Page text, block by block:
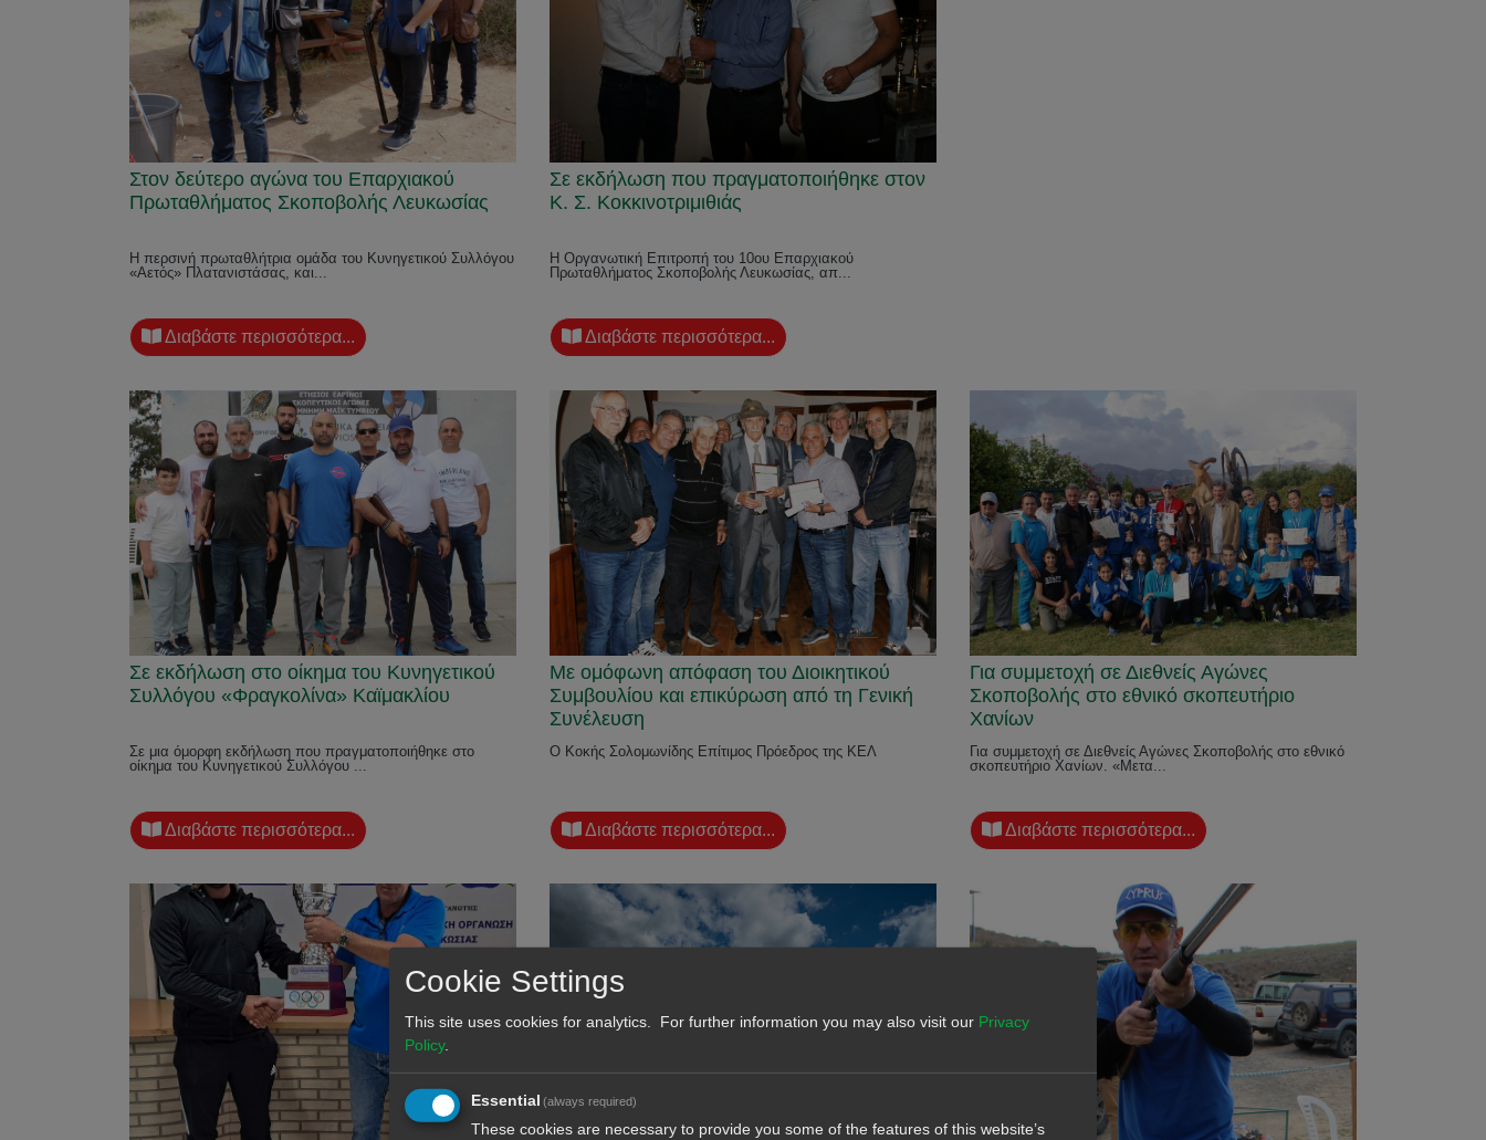
Στον δεύτερο αγώνα του Επαρχιακού
Πρωταθλήματος Σκοποβολής Λευκωσίας
Η περσινή πρωταθλήτρια ομάδα του Κυνηγετικού Συλλόγου
«Αετός» Πλατανιστάσας, και...
Διαβάστε περισσότερα...
Σε εκδήλωση που πραγματοποιήθηκε στον
Κ. Σ. Κοκκινοτριμιθιάς
Η Οργανωτική Επιτροπή του 10ου Επαρχιακού
Πρωταθλήματος Σκοποβολής Λευκωσίας, απ...
Διαβάστε περισσότερα...
Σε εκδήλωση στο οίκημα του Κυνηγετικού
Συλλόγου «Φραγκολίνα» Καϊμακλίου
Σε μια όμορφη εκδήλωση που πραγματοποιήθηκε στο
οίκημα του Κυνηγετικού Συλλόγου ...
Διαβάστε περισσότερα...
Με ομόφωνη απόφαση του Διοικητικού
Συμβουλίου και επικύρωση από τη Γενική
Συνέλευση
Ο Κοκής Σολομωνίδης Επίτιμος Πρόεδρος της ΚΕΛ
Διαβάστε περισσότερα...
Για συμμετοχή σε Διεθνείς Αγώνες
Σκοποβολής στο εθνικό σκοπευτήριο
Χανίων
Για συμμετοχή σε Διεθνείς Αγώνες Σκοποβολής στο εθνικό
σκοπευτήριο Χανίων. «Μετα...
Διαβάστε περισσότερα...
Cookie Settings
This site uses cookies for analytics. For further information you may also visit our Privacy
Policy.
Essential (always required)
These cookies are necessary to provide you some of the features of this website’s